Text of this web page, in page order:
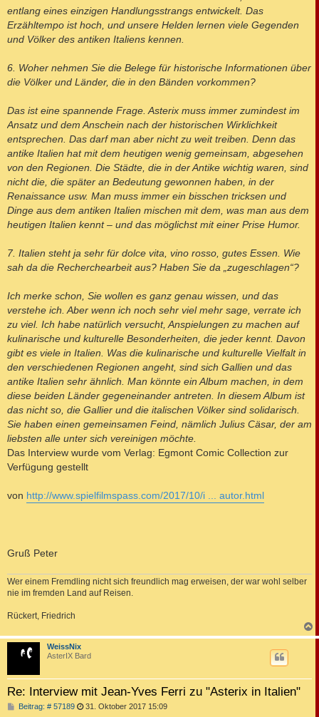
entlang eines einzigen Handlungsstrangs entwickelt. Das
Erzähltempo ist hoch, und unsere Helden lernen viele Gegenden
und Völker des antiken Italiens kennen.
6. Woher nehmen Sie die Belege für historische Informationen über
die Völker und Länder, die in den Bänden vorkommen?
Das ist eine spannende Frage. Asterix muss immer zumindest im
Ansatz und dem Anschein nach der historischen Wirklichkeit
entsprechen. Das darf man aber nicht zu weit treiben. Denn das
antike Italien hat mit dem heutigen wenig gemeinsam, abgesehen
von den Regionen. Die Städte, die in der Antike wichtig waren, sind
nicht die, die später an Bedeutung gewonnen haben, in der
Renaissance usw. Man muss immer ein bisschen tricksen und
Dinge aus dem antiken Italien mischen mit dem, was man aus dem
heutigen Italien kennt – und das möglichst mit einer Prise Humor.
7. Italien steht ja sehr für dolce vita, vino rosso, gutes Essen. Wie
sah da die Recherchearbeit aus? Haben Sie da „zugeschlagen“?
Ich merke schon, Sie wollen es ganz genau wissen, und das
verstehe ich. Aber wenn ich noch sehr viel mehr sage, verrate ich
zu viel. Ich habe natürlich versucht, Anspielungen zu machen auf
kulinarische und kulturelle Besonderheiten, die jeder kennt. Davon
gibt es viele in Italien. Was die kulinarische und kulturelle Vielfalt in
den verschiedenen Regionen angeht, sind sich Gallien und das
antike Italien sehr ähnlich. Man könnte ein Album machen, in dem
diese beiden Länder gegeneinander antreten. In diesem Album ist
das nicht so, die Gallier und die italischen Völker sind solidarisch.
Sie haben einen gemeinsamen Feind, nämlich Julius Cäsar, der am
liebsten alle unter sich vereinigen möchte.
Das Interview wurde vom Verlag: Egmont Comic Collection zur
Verfügung gestellt
von http://www.spielfilmspass.com/2017/10/i ... autor.html
Gruß Peter
Wer einem Fremdling nicht sich freundlich mag erweisen, der war wohl selber
nie im fremden Land auf Reisen.
Rückert, Friedrich
a
WeissNix
AsterIX Bard
Re: Interview mit Jean-Yves Ferri zu "Asterix in Italien"
Beitrag: # 57189B 31. Oktober 2017 15:09